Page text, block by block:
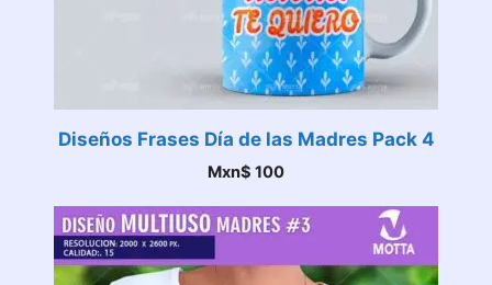
Diseños Frases Día de las Madres Pack 4
Mxn$ 100